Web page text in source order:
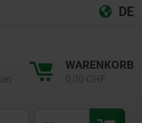
DE
WARENKORB